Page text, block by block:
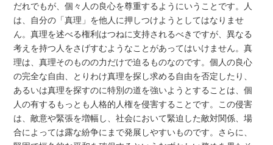
だれでもが、個々人の良心を尊重するようにいうことです。人
は、自分の「真理」を他人に押しつけようとしてはなりませ
ん。真理を述べる権利はつねに支持されるべきですが、異なる
考えを持つ人をさげすむようなことがあってはいけません。真
理は、真理そのものの力だけで迫るものなのです。個人の良心
の完全な自由、とりわけ真理を探し求める自由を否定したり、
あるいは真理を探すのに特別の道を強いようとすることは、個
人の有するもっとも人格的人権を侵害することです。この侵害
は、敵意や緊張を増幅し、社会において緊迫した敵対関係、場
合によっては露な紛争にまで発展しやすいものです。さらに、